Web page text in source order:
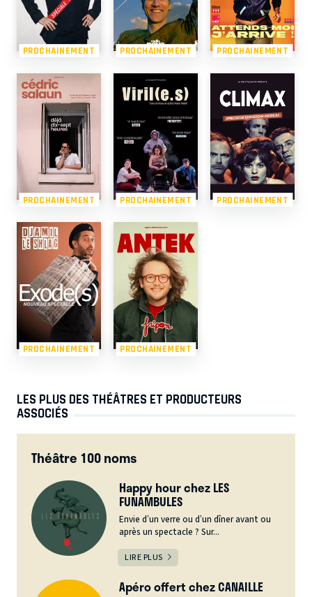
PROCHAINEMENT PROCHAINEMENT PROCHAINEMENT
PROCHAINEMENT PROCHAINEMENT PROCHAINEMENT
PROCHAINEMENT PROCHAINEMENT
LES PLUS DES THÉÂTRES ET PRODUCTEURS
ASSOCIÉS
Théâtre 100 noms
Happy hour chez LES
FUNAMBULES
Envie d’un verre ou d’un dîner avant ou
après un spectacle ? Sur...
LIRE PLUS
Apéro offert chez CANAILLE